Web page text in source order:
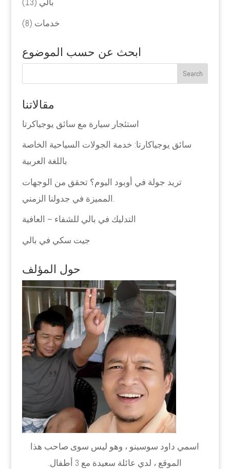
خدمات (8)
ابحث عن حسب الموضوع
مقالاتنا
استئجار سيارة مع سائق يوجياكرتا
سائق يوجياكارتا: خدمة الجولات السياحية الخاصة
باللغة العربية
تريد جولة في أوبود اليوم؟ تحقق من الوجهات
المميزة في جدولنا الزمني.
التدليك في بالي للشفاء – العافية
جيت سكي في بالي
حول المؤلف
اسمي داود سوسينو ، وهو ليس سوى صاحب هذا
الموقع ، لدي عائلة سعيدة مع 3 أطفال.